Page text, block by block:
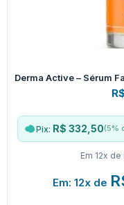
Derma Active – Sérum
Pix: R$ 332,50(5%
Em 12x de
Em: 12x de